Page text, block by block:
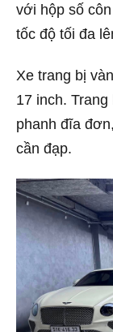
với hộp số
tốc độ tối đa
Xe trang bị
17 inch.
phanh đĩa
cần đạp.